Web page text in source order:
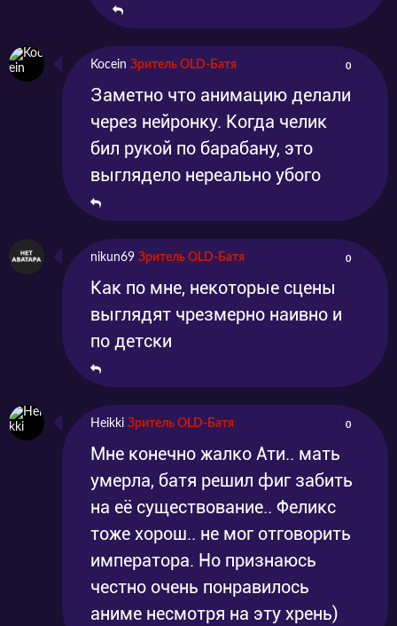
Kocein Зритель OLD-Батя 0
Заметно что анимацию делали
через нейронку. Когда челик
бил рукой по барабану, это
выглядело нереально убого
nikun69 Зритель OLD-Батя 0
Как по мне, некоторые сцены
выглядят чрезмерно наивно и
по детски
Heikki Зритель OLD-Батя 0
Мне конечно жалко Ати.. мать
умерла, батя решил фиг забить
на её существование.. Феликс
тоже хорош.. не мог отговорить
императора. Но признаюсь
честно очень понравилось
аниме несмотря на эту хрень)